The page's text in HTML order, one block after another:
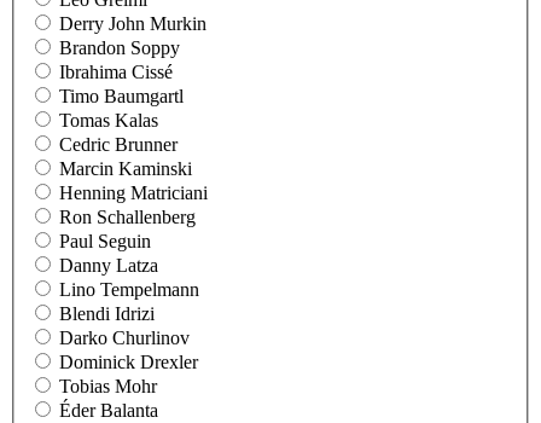
Derry John Murkin
Brandon Soppy
Ibrahima Cissé
Timo Baumgartl
Tomas Kalas
Cedric Brunner
Marcin Kaminski
Henning Matriciani
Ron Schallenberg
Paul Seguin
Danny Latza
Lino Tempelmann
Blendi Idrizi
Darko Churlinov
Dominick Drexler
Tobias Mohr
Éder Balanta